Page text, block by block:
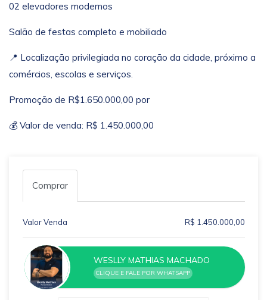
02 elevadores modernos
Salão de festas completo e mobiliado
📍 Localização privilegiada no coração da cidade, próximo a
comércios, escolas e serviços.
Promoção de R$1.650.000,00 por
💰 Valor de venda: R$ 1.450.000,00
Comprar
Valor Venda R$ 1.450.000,00
WESLLY MATHIAS MACHADO
CLIQUE E FALE POR WHATSAPP